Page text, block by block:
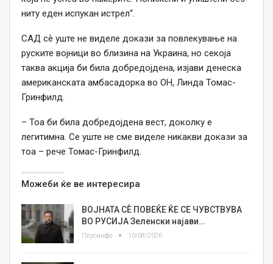
ниту еден испукан истрел“.
САД сѐ уште не виделе докази за повлекување на
руските војници во близина на Украина, но секоја
таква акција би била добредојдена, изјави денеска
американската амбасадорка во ОН, Линда Томас-
Гринфилд.
– Тоа би била добредојдена вест, доколку е
легитимна. Се уште не сме виделе никакви докази за
тоа – рече Томас-Гринфилд.
Можеби ќе ве интересира
ВОЈНАТА СЀ ПОВЕЌЕ ЌЕ СЕ ЧУВСТВУВА
ВО РУСИЈА Зеленски најави…
Плусинфо 10/08/2026